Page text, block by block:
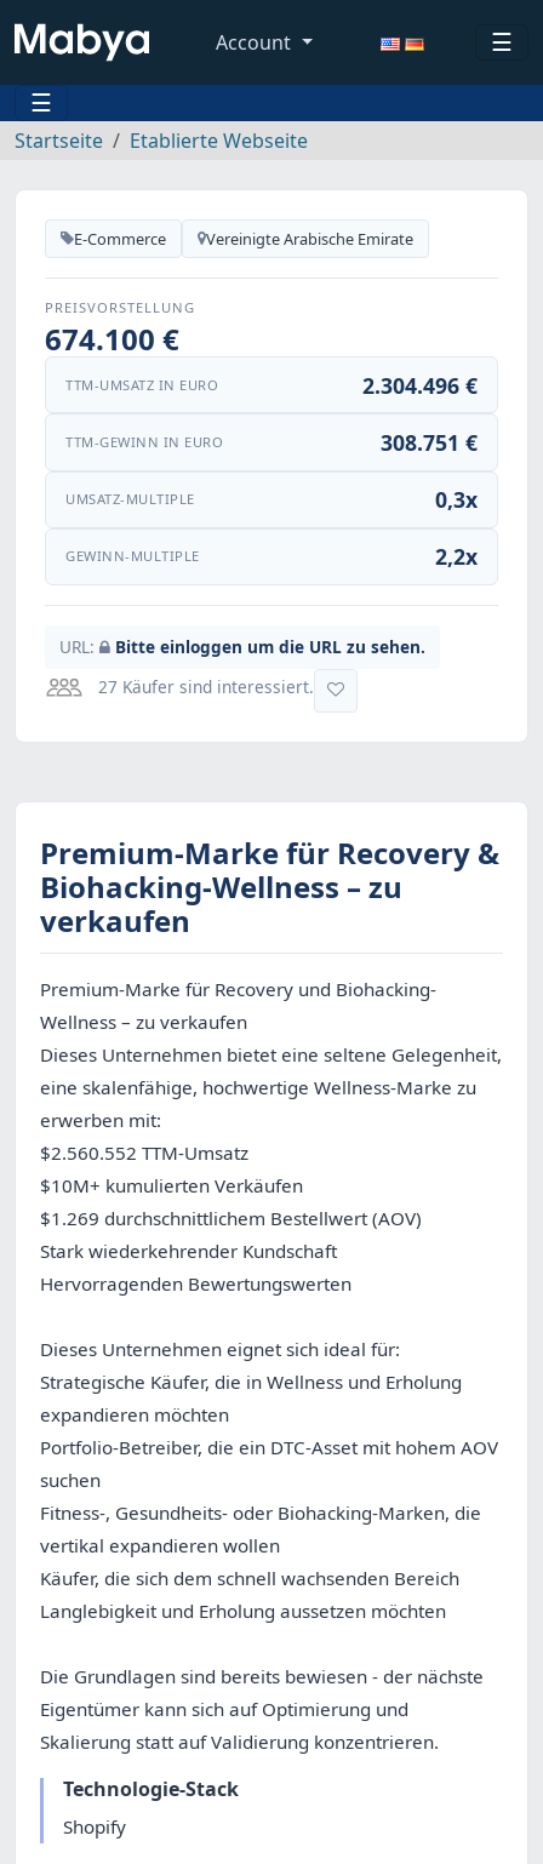
Account
☰
☰
Startseite Etablierte Webseite
E-Commerce Vereinigte Arabische Emirate
PREISVORSTELLUNG
674.100 €
2.304.496 €
TTM-UMSATZ IN EURO
308.751 €
TTM-GEWINN IN EURO
0,3x
UMSATZ-MULTIPLE
2,2x
GEWINN-MULTIPLE
URL:
Bitte einloggen um die URL zu sehen.
27 Käufer sind interessiert.
Premium-Marke für Recovery &
Biohacking-Wellness – zu
verkaufen
Premium-Marke für Recovery und Biohacking-
Wellness – zu verkaufen
Dieses Unternehmen bietet eine seltene Gelegenheit,
eine skalenfähige, hochwertige Wellness-Marke zu
erwerben mit:
$2.560.552 TTM-Umsatz
$10M+ kumulierten Verkäufen
$1.269 durchschnittlichem Bestellwert (AOV)
Stark wiederkehrender Kundschaft
Hervorragenden Bewertungswerten
Dieses Unternehmen eignet sich ideal für:
Strategische Käufer, die in Wellness und Erholung
expandieren möchten
Portfolio-Betreiber, die ein DTC-Asset mit hohem AOV
suchen
Fitness-, Gesundheits- oder Biohacking-Marken, die
vertikal expandieren wollen
Käufer, die sich dem schnell wachsenden Bereich
Langlebigkeit und Erholung aussetzen möchten
Die Grundlagen sind bereits bewiesen - der nächste
Eigentümer kann sich auf Optimierung und
Skalierung statt auf Validierung konzentrieren.
Technologie-Stack
Shopify